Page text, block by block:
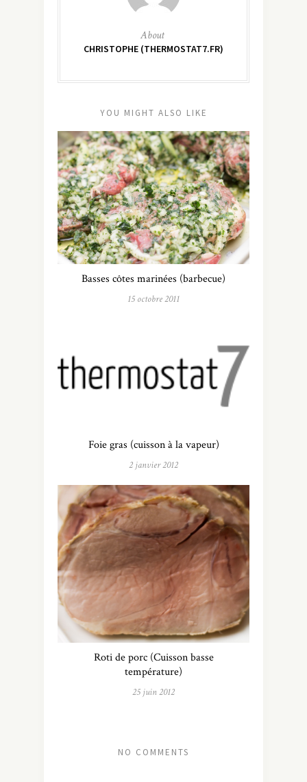
About
CHRISTOPHE (THERMOSTAT7.FR)
YOU MIGHT ALSO LIKE
Basses côtes marinées (barbecue)
15 octobre 2011
Foie gras (cuisson à la vapeur)
2 janvier 2012
Roti de porc (Cuisson basse
température)
25 juin 2012
NO COMMENTS